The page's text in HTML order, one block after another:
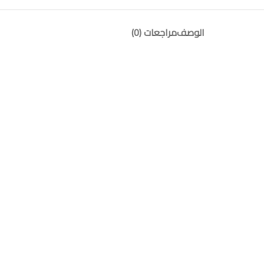
الوصفمراجعات (0)